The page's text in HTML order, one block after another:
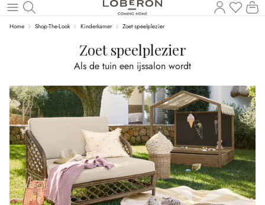
Naar de hoofdinhoud
U
Home Shop-The-Look Kinderkamer Zoet speelplezier
Zoet speelplezier
Als de tuin een ijssalon wordt